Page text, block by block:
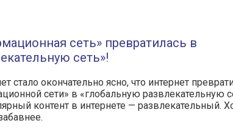
сеть» превратилась в
сеть»!
стало окончательно ясно, что интернет
сети» в «глобальную развлекательную
контент в интернете — развлекательный.